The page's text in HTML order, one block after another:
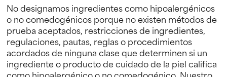
No designamos ingredientes como hipoalergénicos
o no comedogénicos porque no existen métodos de
prueba aceptados, restricciones de ingredientes,
regulaciones, pautas, reglas o procedimientos
acordados de ninguna clase que determinen si un
ingrediente o producto de cuidado de la piel califica